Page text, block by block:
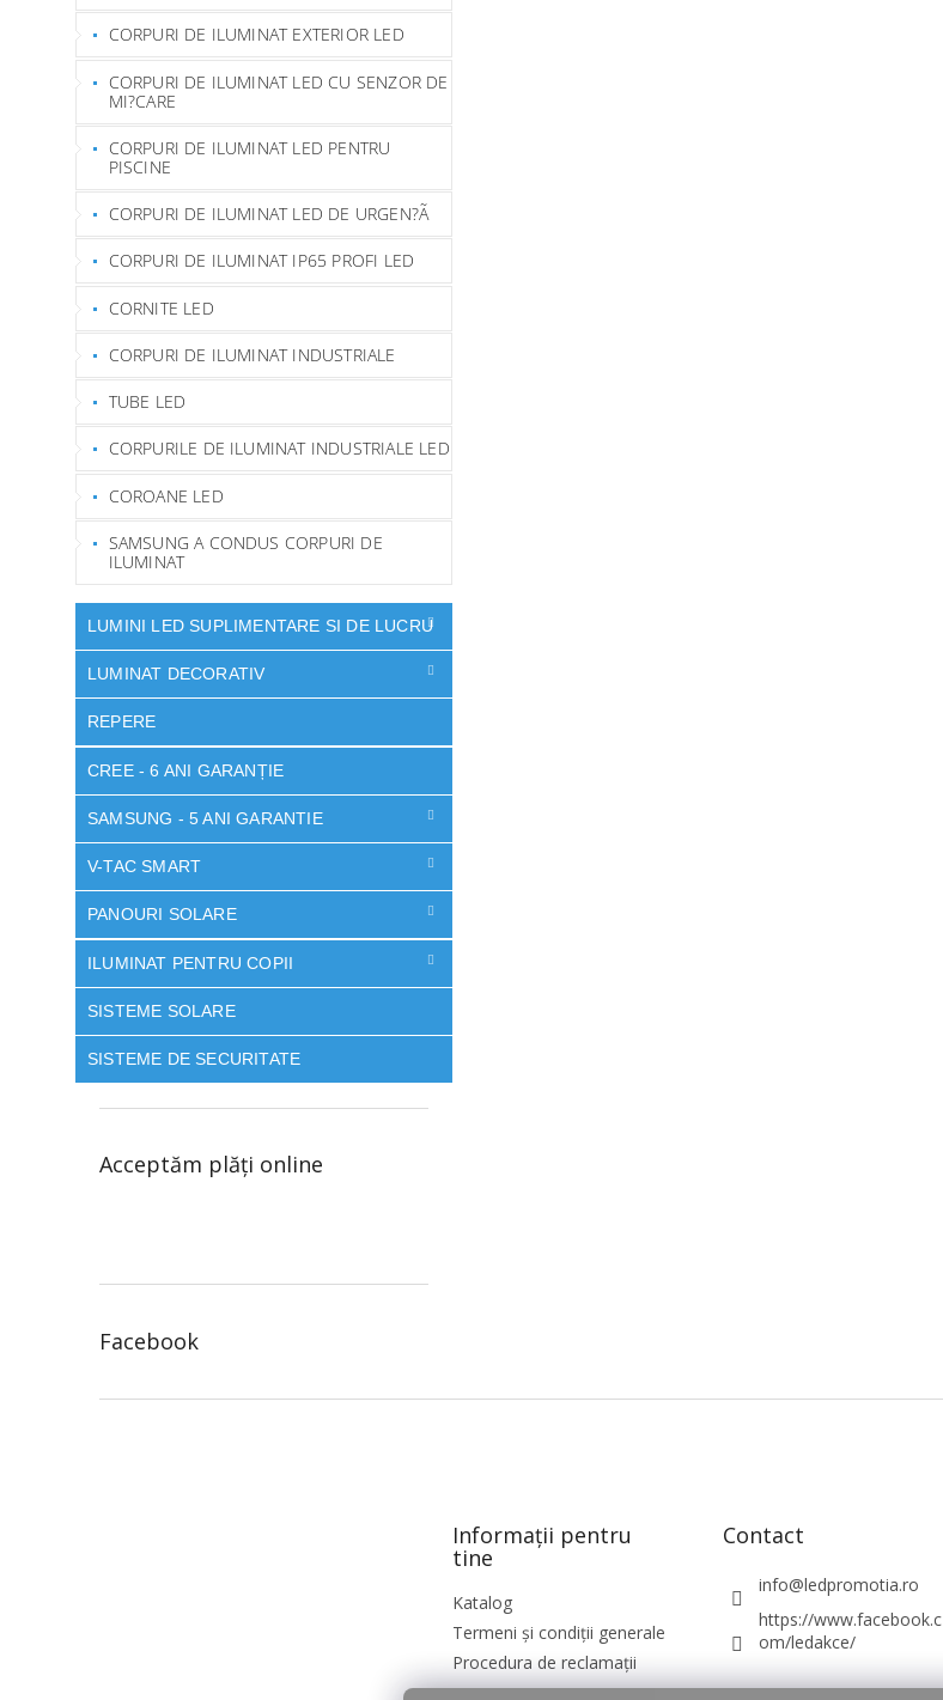
CORPURI DE ILUMINAT EXTERIOR LED
CORPURI DE ILUMINAT LED CU SENZOR DE
MI?CARE
CORPURI DE ILUMINAT LED PENTRU
PISCINE
CORPURI DE ILUMINAT LED DE URGEN?Ã
CORPURI DE ILUMINAT IP65 PROFI LED
CORNITE LED
CORPURI DE ILUMINAT INDUSTRIALE
TUBE LED
CORPURILE DE ILUMINAT INDUSTRIALE LED
COROANE LED
SAMSUNG A CONDUS CORPURI DE
ILUMINAT
LUMINI LED SUPLIMENTARE SI DE LUCRU
LUMINAT DECORATIV
REPERE
CREE - 6 ANI GARANȚIE
SAMSUNG - 5 ANI GARANTIE
V-TAC SMART
PANOURI SOLARE
ILUMINAT PENTRU COPII
SISTEME SOLARE
SISTEME DE SECURITATE
Acceptăm plăţi online
Facebook
Informații pentru
tine
Katalog
Termeni și condiții generale
Procedura de reclamații
Contact
info@ledpromotia.ro
https://www.facebook.c
om/ledakce/